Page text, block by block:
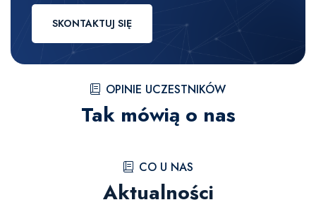
SKONTAKTUJ SIĘ
OPINIE UCZESTNIKÓW
Tak mówią o nas
CO U NAS
Aktualności